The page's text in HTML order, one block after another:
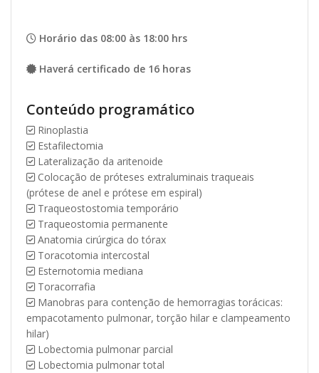
Horário das 08:00 às 18:00 hrs
Haverá certificado de 16 horas
Conteúdo programático
Rinoplastia
Estafilectomia
Lateralização da aritenoide
Colocação de próteses extraluminais traqueais
(prótese de anel e prótese em espiral)
Traqueostostomia temporário
Traqueostomia permanente
Anatomia cirúrgica do tórax
Toracotomia intercostal
Esternotomia mediana
Toracorrafia
Manobras para contenção de hemorragias torácicas:
empacotamento pulmonar, torção hilar e clampeamento
hilar)
Lobectomia pulmonar parcial
Lobectomia pulmonar total